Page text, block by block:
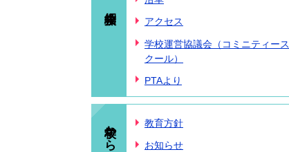
アクセス
学校運営協議会（コミニティース
クール）
PTAより
学校から 教育方針
お知らせ